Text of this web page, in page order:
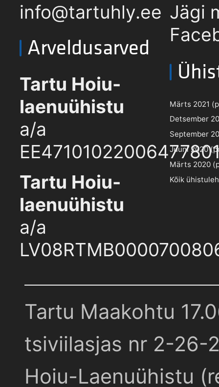
info@tartuhly.ee
Arveldusarved
Tartu Hoiu-
laenuühistu
a/a
Tartu Hoiu-
laenuühistu
a/a
Jägi
Märts 2021
Detsember
September
Juuni 2020
Märts 2020
Kõik
Tartu Maakohtu
tsiviilasjas nr 2-26-
Hoiu-Laenuühistu